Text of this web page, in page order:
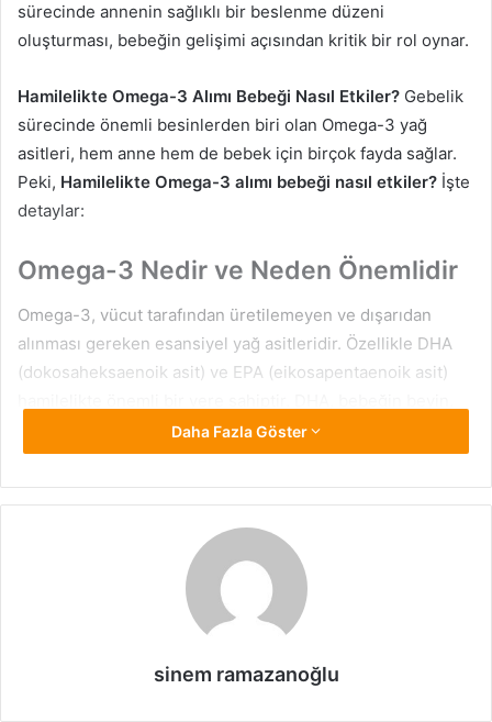
sürecinde annenin sağlıklı bir beslenme düzeni
oluşturması, bebeğin gelişimi açısından kritik bir rol oynar.
Hamilelikte Omega-3 Alımı Bebeği Nasıl Etkiler? Gebelik
sürecinde önemli besinlerden biri olan Omega-3 yağ
asitleri, hem anne hem de bebek için birçok fayda sağlar.
Peki, Hamilelikte Omega-3 alımı bebeği nasıl etkiler? İşte
detaylar:
Omega-3 Nedir ve Neden Önemlidir
Omega-3, vücut tarafından üretilemeyen ve dışarıdan
alınması gereken esansiyel yağ asitleridir. Özellikle DHA
(dokosaheksaenoik asit) ve EPA (eikosapentaenoik asit)
göz ve sinir sistemi gelişiminde kritik bir rol oynarken, EPA
ise DHA’nın işlevselliğini destekler ve annenin dolaşım
sistemini iyileştirir.
Hamilelik sürecinde Omega-3’ün düzenli olarak alınması,
bebeğin doğumdan sonraki nörolojik gelişimini ve görme
yetisini olumlu yönde etkiler. Ayrıca Omega-3, annenin
gebelik komplikasyonları yaşama riskini azaltır ve bebeğin
Daha Fazla Göster
sinem ramazanoğlu